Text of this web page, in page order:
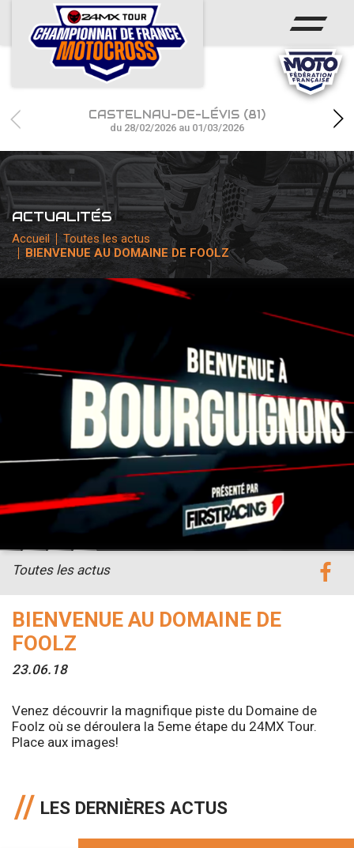
ACCUEIL
ACTUS
CALENDRIER
RÉSULTATS
PHOTOS / WEB TV
CHAMPIONNAT
PARTENAIRES
accéder à la billetterie
CASTELNAU-DE-LÉVIS (81)
du 28/02/2026 au 01/03/2026
ACTUALITÉS
Accueil
Toutes les actus
BIENVENUE AU DOMAINE DE FOOLZ
BIENVENUE AU DOMAINE DE
FOOLZ
23.06.18
Toutes les actus
Venez découvrir la magnifique piste du Domaine de
Foolz où se déroulera la 5eme étape du 24MX Tour.
Place aux images!
LES DERNIÈRES ACTUS